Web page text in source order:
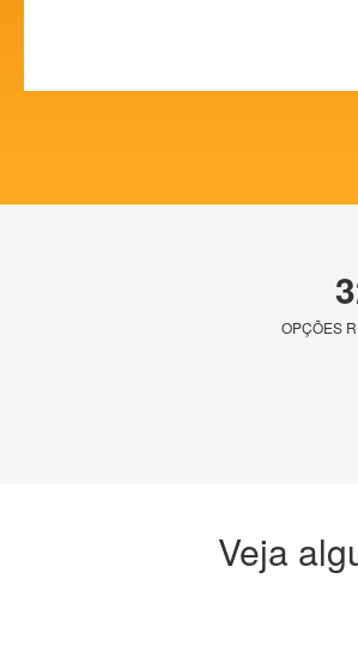
OPÇÕES
Veja